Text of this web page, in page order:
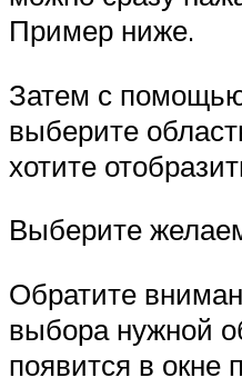
Пример ниже.
Затем с
выберите
хотите
Выберите
Обратите
выбора нужной
появится в окне